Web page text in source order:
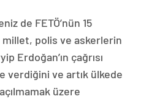
de FETÖ’nün 15
polis ve askerlerin
Erdoğan’ın çağrısı
verdiğini ve artık ülkede
üzere